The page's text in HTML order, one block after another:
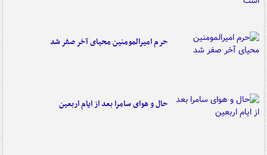
حرم امیرالمومنین محیای آخر صفر شد
حال و هوای سامرا بعد از ایام اربعین